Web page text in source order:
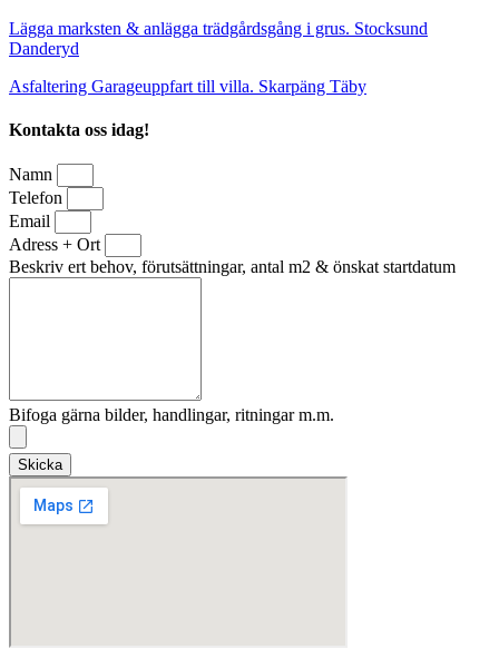
Lägga marksten & anlägga trädgårdsgång i grus. Stocksund
Danderyd
Asfaltering Garageuppfart till villa. Skarpäng Täby
Kontakta oss idag!
Namn
Telefon
Email
Adress + Ort
Beskriv ert behov, förutsättningar, antal m2 & önskat startdatum
Bifoga gärna bilder, handlingar, ritningar m.m.
Skicka